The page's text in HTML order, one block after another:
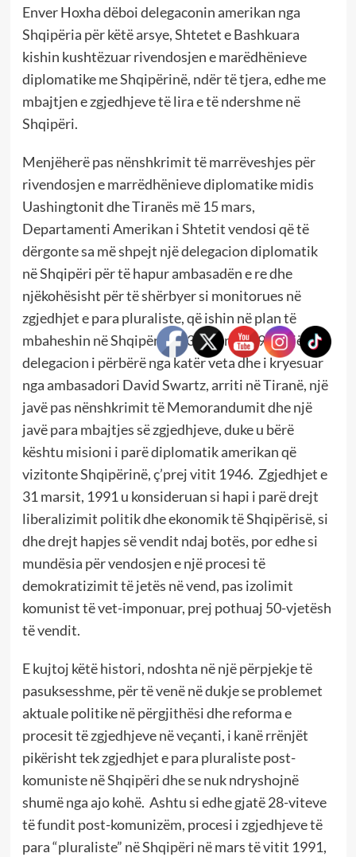
Enver Hoxha dëboi delegaconin amerikan nga
Shqipëria për këtë arsye, Shtetet e Bashkuara
kishin kushtëzuar rivendosjen e marëdhënieve
diplomatike me Shqipërinë, ndër të tjera, edhe me
mbajtjen e zgjedhjeve të lira e të ndershme në
Shqipëri.
Menjëherë pas nënshkrimit të marrëveshjes për
rivendosjen e marrëdhënieve diplomatike midis
Uashingtonit dhe Tiranës më 15 mars,
Departamenti Amerikan i Shtetit vendosi që të
dërgonte sa më shpejt një delegacion diplomatik
në Shqipëri për të hapur ambasadën e re dhe
njëkohësisht për të shërbyer si monitorues në
zgjedhjet e para pluraliste, që ishin në plan të
mbaheshin në Shqipëri më 31 mars, 1991. Një
delegacion i përbërë nga katër veta dhe i kryesuar
nga ambasadori David Swartz, arriti në Tiranë, një
javë pas nënshkrimit të Memorandumit dhe një
javë para mbajtjes së zgjedhjeve, duke u bërë
kështu misioni i parë diplomatik amerikan që
vizitonte Shqipërinë, ç’prej vitit 1946. Zgjedhjet e
31 marsit, 1991 u konsideruan si hapi i parë drejt
liberalizimit politik dhe ekonomik të Shqipërisë, si
dhe drejt hapjes së vendit ndaj botës, por edhe si
mundësia për vendosjen e një procesi të
demokratizimit të jetës në vend, pas izolimit
komunist të vet-imponuar, prej pothuaj 50-vjetësh
të vendit.
E kujtoj këtë histori, ndoshta në një përpjekje të
pasuksesshme, për të venë në dukje se problemet
aktuale politike në përgjithësi dhe reforma e
procesit të zgjedhjeve në veçanti, i kanë rrënjët
pikërisht tek zgjedhjet e para pluraliste post-
komuniste në Shqipëri dhe se nuk ndryshojnë
shumë nga ajo kohë. Ashtu si edhe gjatë 28-viteve
të fundit post-komunizëm, procesi i zgjedhjeve të
para “pluraliste” në Shqipëri në mars të vitit 1991,